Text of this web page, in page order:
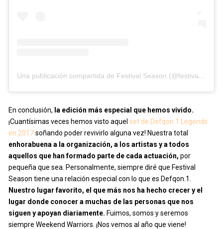
Una publicación compartida de Festival Season (@festivalseasonmedia)
En conclusión, la edición más especial que hemos vivido.
¡Cuantísimas veces hemos visto aquel set de Defqon.1 Legends
en 2017soñando poder revivirlo alguna vez! Nuestra total
enhorabuena a la organización, a los artistas y a todos
aquellos que han formado parte de cada actuación, por
pequeña que sea. Personalmente, siempre diré que Festival
Season tiene una relación especial con lo que es Defqon.1.
Nuestro lugar favorito, el que más nos ha hecho crecer y el
lugar donde conocer a muchas de las personas que nos
siguen y apoyan diariamente. Fuimos, somos y seremos
siempre Weekend Warriors. ¡Nos vemos al año que viene!